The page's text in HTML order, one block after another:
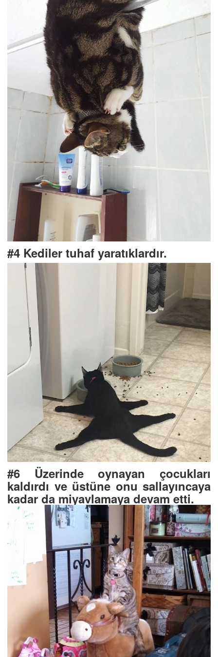
#4 Kediler tuhaf yaratıklardır.
#6 Üzerinde oynayan çocukları
kaldırdı ve üstüne onu sallayıncaya
kadar da miyavlamaya devam etti.